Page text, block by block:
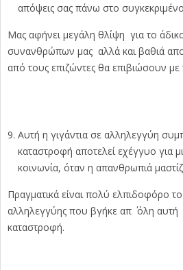
απόψεις σας πάνω στο
Μας αφήνει μεγάλη θλίψη για το
συνανθρώπων μας αλλά και βαθιά
από τους επιζώντες θα επιβιώσουν με
Αυτή η γιγάντια σε αλληλεγγύη
καταστροφή αποτελεί εχέγγυο για
κοινωνία, όταν η απανθρωπιά
Πραγματικά είναι πολύ ελπιδοφόρο
αλληλεγγύης που βγήκε απ ΄ όλη
καταστροφή.